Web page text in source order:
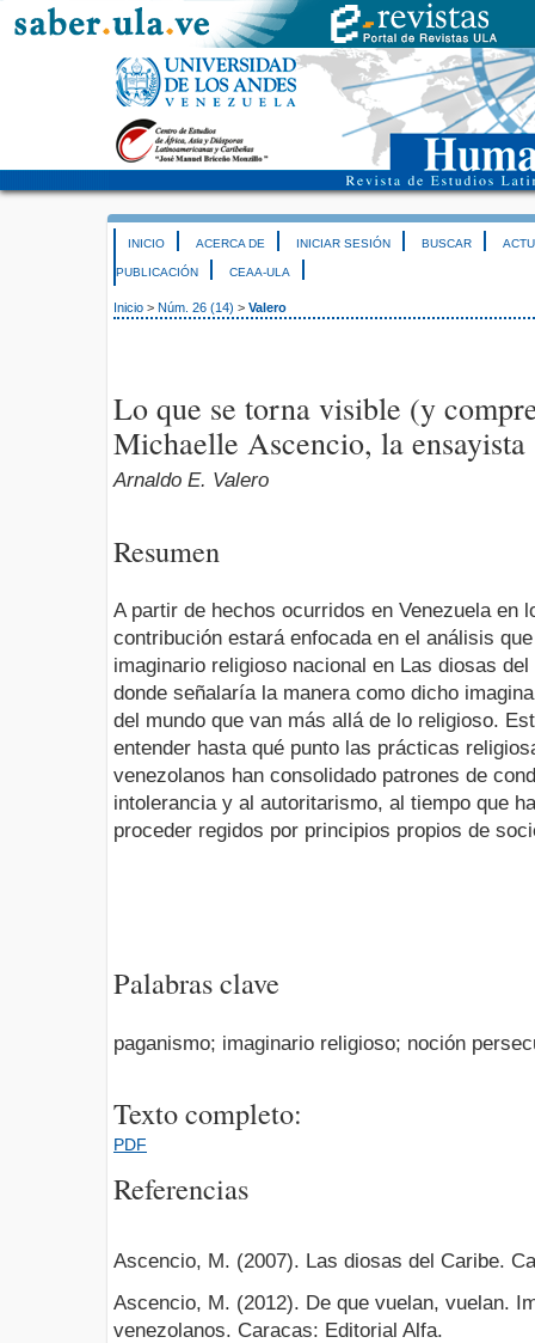
INICIO ACERCA DE INICIAR SESIÓN BUSCAR
PUBLICACIÓN CEAA-ULA
Inicio > Núm. 26 (14) > Valero
Lo que se torna visible (y
Michaelle Ascencio, la ensayista
Arnaldo E. Valero
Resumen
A partir de hechos ocurridos en Venezuela en
contribución estará enfocada en el análisis
imaginario religioso nacional en Las diosas
donde señalaría la manera como dicho
del mundo que van más allá de lo religioso.
entender hasta qué punto las prácticas
venezolanos han consolidado patrones de
intolerancia y al autoritarismo, al tiempo que
proceder regidos por principios propios de
Palabras clave
paganismo; imaginario religioso; noción
Texto completo:
PDF
Referencias
Ascencio, M. (2007). Las diosas del Caribe.
Ascencio, M. (2012). De que vuelan, vuelan.
venezolanos. Caracas: Editorial Alfa.